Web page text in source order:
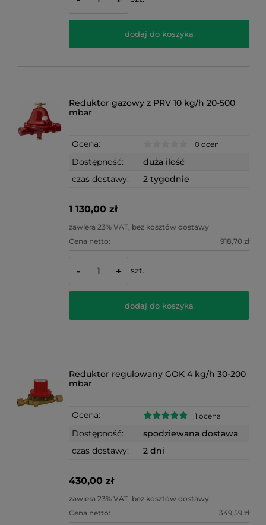
dodaj do koszyka
Reduktor gazowy z PRV 10 kg/h 20-500
mbar
Ocena: 0 ocen
Dostępność:
duża ilość
czas dostawy:
2 tygodnie
1 130,00 zł
zawiera 23% VAT, bez kosztów dostawy
Cena netto:
918,70 zł
- + szt.
dodaj do koszyka
Reduktor regulowany GOK 4 kg/h 30-200
mbar
Ocena: 1 ocena
Dostępność:
spodziewana dostawa
czas dostawy:
2 dni
430,00 zł
zawiera 23% VAT, bez kosztów dostawy
Cena netto:
349,59 zł